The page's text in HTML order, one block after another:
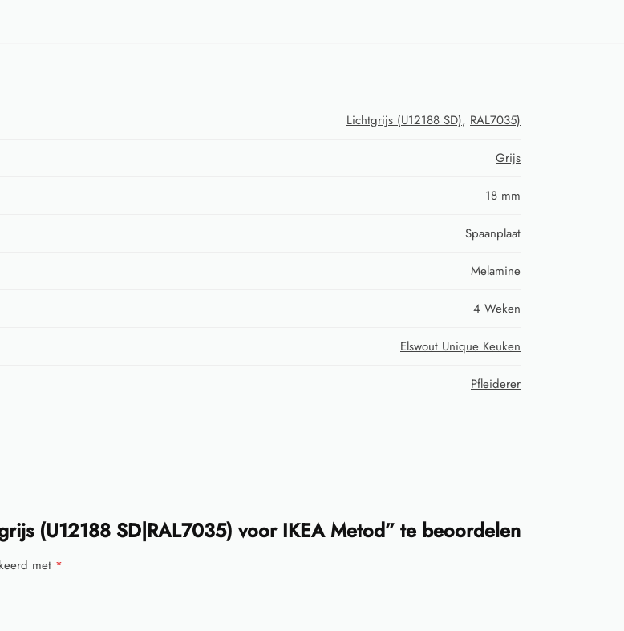
Lichtgrijs (U12188 SD), RAL7035)
Grijs
18 mm
Spaanplaat
Melamine
4 Weken
Elswout Unique Keuken
Pfleiderer
(U12188 SD|RAL7035) voor IKEA Metod” te beoordelen
met *